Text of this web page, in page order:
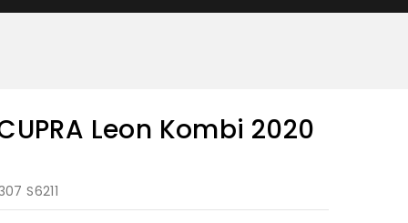
Leon Kombi 2020
S6211